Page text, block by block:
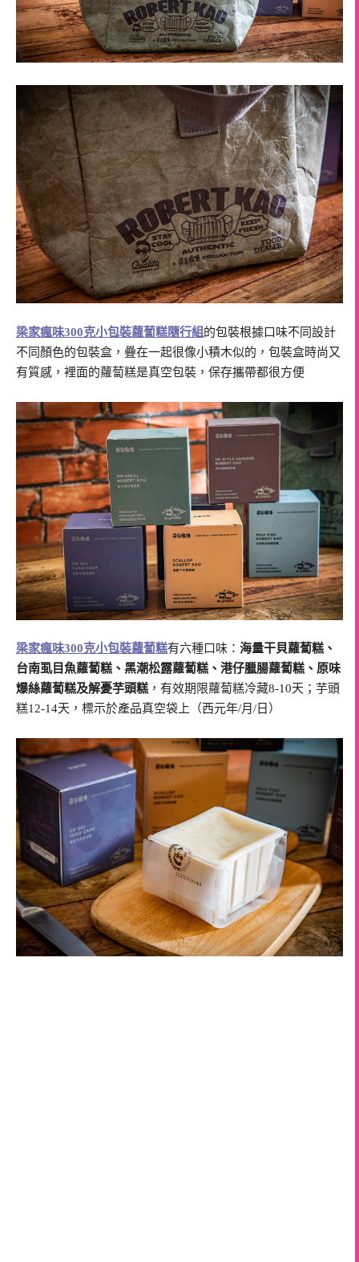
梁家瘋味300克小包裝蘿蔔糕隨行組的包裝根據口味不同設計
不同顏色的包裝盒，疊在一起很像小積木似的，包裝盒時尚又
有質感，裡面的蘿蔔糕是真空包裝，保存攜帶都很方便
梁家瘋味300克小包裝蘿蔔糕有六種口味： 海量干貝蘿蔔糕、
台南虱目魚蘿蔔糕、黑潮松露蘿蔔糕、港仔臘腸蘿蔔糕、原味
爆絲蘿蔔糕及解憂芋頭糕 ，有效期限蘿蔔糕冷藏8-10天；芋頭
糕12-14天，標示於產品真空袋上（西元年/月/日）